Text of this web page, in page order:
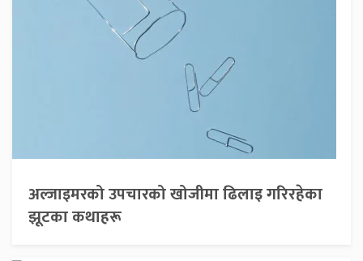
अल्जाइमरको उपचारको खोजीमा ढिलाइ गरिरहेका
झूटका कथाहरू